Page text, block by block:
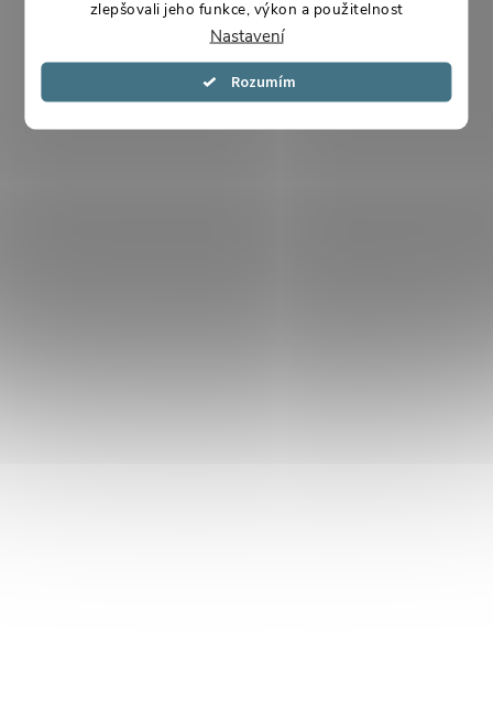
zlepšovali jeho funkce, výkon a použitelnost
Nastavení
Souhlasím